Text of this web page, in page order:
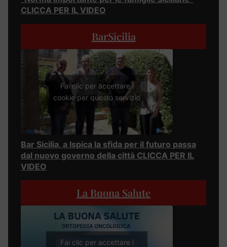
CLICCA PER IL VIDEO
BarSicilia
Fai clic per accettare i
cookie per questo servizio
Bar Sicilia, a Ispica la sfida per il futuro passa
dal nuovo governo della città CLICCA PER IL
VIDEO
La Buona Salute
Fai clic per accettare i